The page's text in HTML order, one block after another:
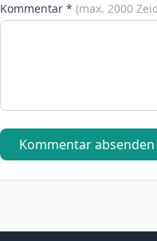
Kommentar * (max. 2000
Kommentar absenden